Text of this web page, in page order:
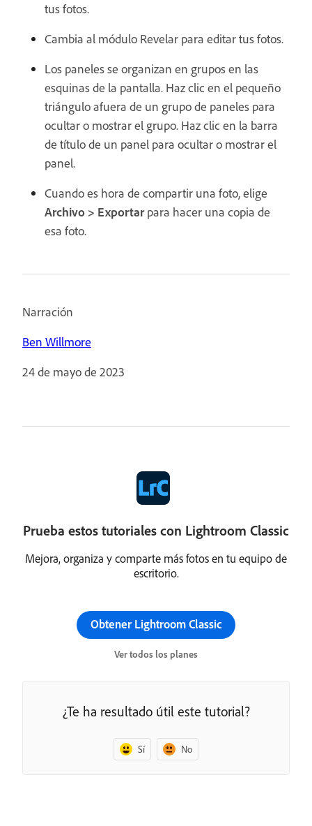
tus fotos.
Cambia al módulo Revelar para editar tus fotos.
Los paneles se organizan en grupos en las
esquinas de la pantalla. Haz clic en el pequeño
triángulo afuera de un grupo de paneles para
ocultar o mostrar el grupo. Haz clic en la barra
de título de un panel para ocultar o mostrar el
panel.
Cuando es hora de compartir una foto, elige
Archivo > Exportarpara hacer una copia de
esa foto.
Narración
Ben Willmore
24 de mayo de 2023
Prueba estos tutoriales con Lightroom Classic
Mejora, organiza y comparte más fotos en tu equipo de
escritorio.
Obtener Lightroom Classic
Ver todos los planes
¿Te ha resultado útil este tutorial?
Sí No